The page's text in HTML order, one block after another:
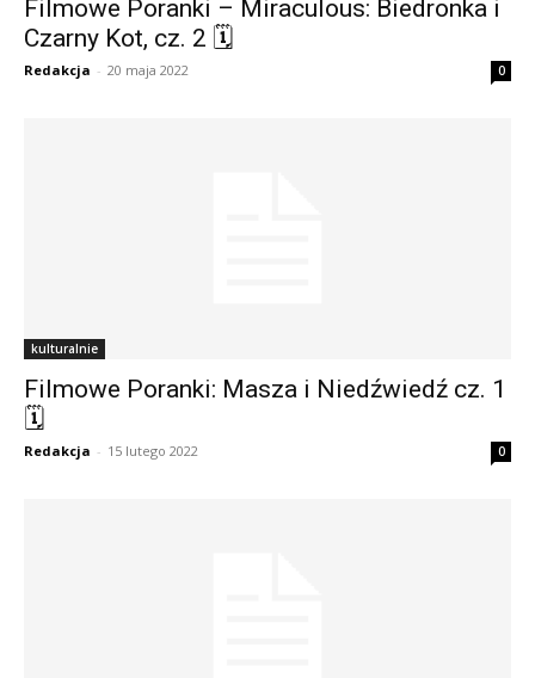
Filmowe Poranki – Miraculous: Biedronka i
Czarny Kot, cz. 2 🗓
Redakcja - 20 maja 2022 0
kulturalnie
Filmowe Poranki: Masza i Niedźwiedź cz. 1
🗓
Redakcja - 15 lutego 2022 0